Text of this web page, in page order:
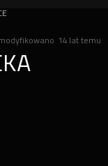
14 lat temu